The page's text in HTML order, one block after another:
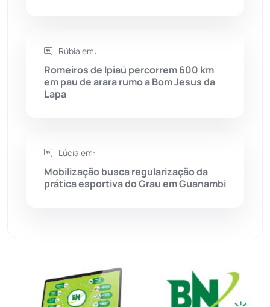
Sudoeste Baiano
Tanhaçu (426)
Tecnologia
Urandi (157)
Rúbia em:
Romeiros de Ipiaú percorrem 600 km
em pau de arara rumo a Bom Jesus da
Lapa
Lúcia em:
Mobilização busca regularização da
prática esportiva do Grau em Guanambi